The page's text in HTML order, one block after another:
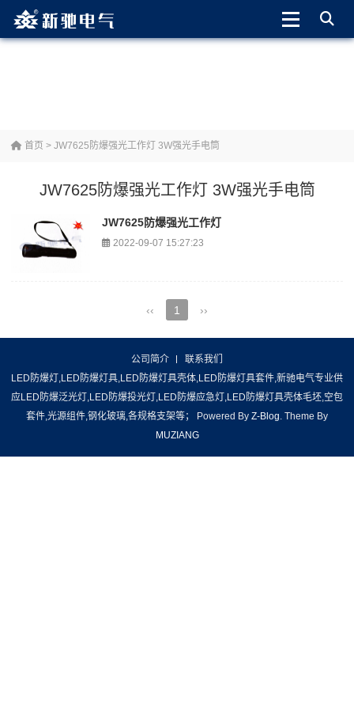
首页 > JW7625防爆强光工作灯 3W强光手电筒
JW7625防爆强光工作灯 3W强光手电筒
JW7625防爆强光工作灯
2022-09-07 15:27:23
‹‹ 1 ››
公司简介
联系我们
LED防爆灯,LED防爆灯具,LED防爆灯具壳体,LED防爆灯具套件,新驰电气专业供
应LED防爆泛光灯,LED防爆投光灯,LED防爆应急灯,LED防爆灯具壳体毛坯,空包
套件,光源组件,钢化玻璃,各规格支架等； Powered By Z-Blog. Theme By
MUZIANG